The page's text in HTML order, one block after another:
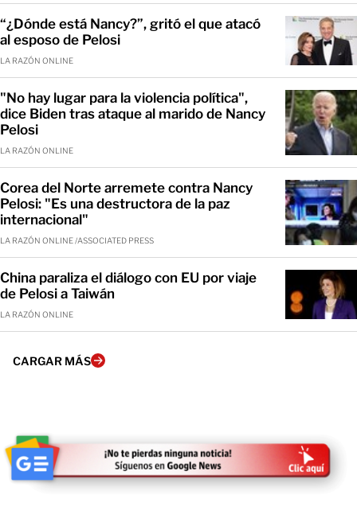
“¿Dónde está Nancy?”, gritó el que atacó
al esposo de Pelosi
LA RAZÓN ONLINE
"No hay lugar para la violencia política",
dice Biden tras ataque al marido de Nancy
Pelosi
LA RAZÓN ONLINE
Corea del Norte arremete contra Nancy
Pelosi: "Es una destructora de la paz
internacional"
LA RAZÓN ONLINE /ASSOCIATED PRESS
China paraliza el diálogo con EU por viaje
de Pelosi a Taiwán
LA RAZÓN ONLINE
CARGAR MÁS